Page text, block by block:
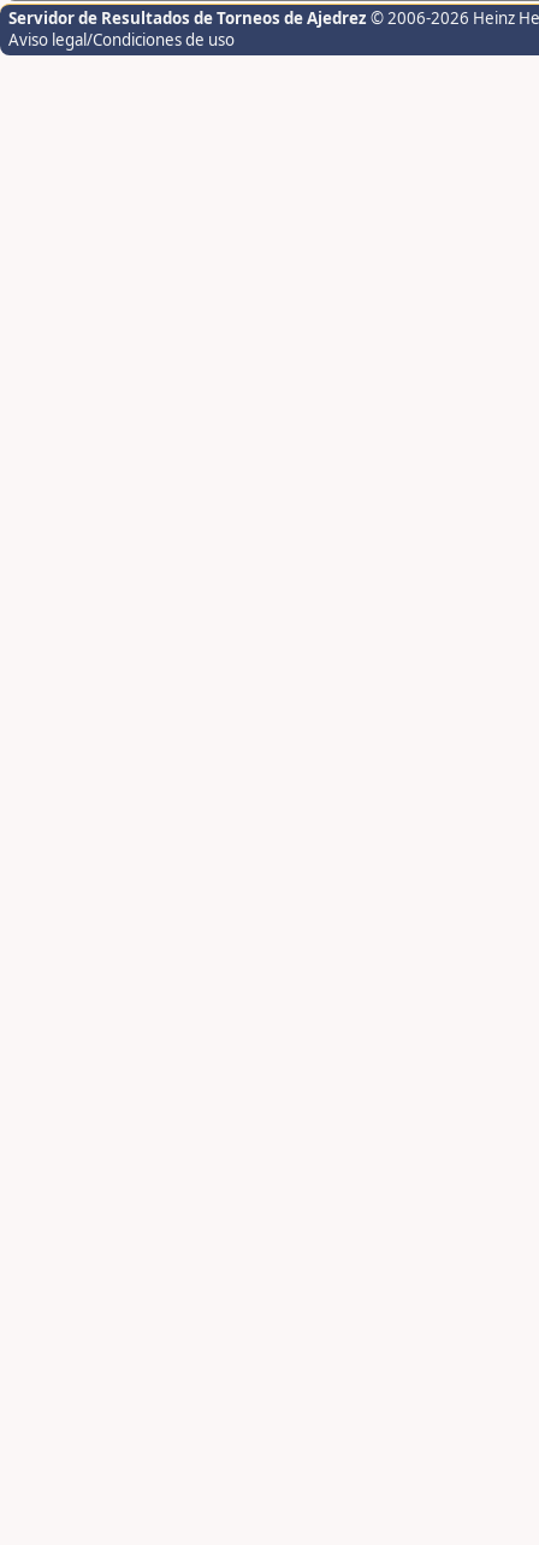
Servidor de Resultados de Torneos de Ajedrez © 2006-2026 Heinz
Aviso legal/Condiciones de uso